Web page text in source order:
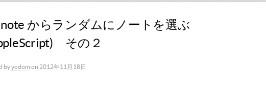
からランダムにノートを選ぶ
その２
byyodom on 2012年11月18日